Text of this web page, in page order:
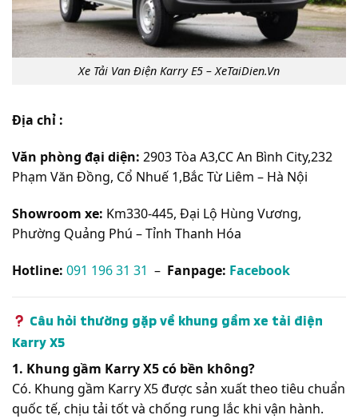
Xe Tải Van Điện Karry E5 – XeTaiDien.Vn
Địa chỉ :
Văn phòng đại diện: 2903 Tòa A3,CC An Bình City,232
Phạm Văn Đồng, Cổ Nhuế 1,Bắc Từ Liêm – Hà Nội
Showroom xe: Km330-445, Đại Lộ Hùng Vương,
Phường Quảng Phú – Tỉnh Thanh Hóa
Hotline: 091 196 31 31 – Fanpage: Facebook
Câu hỏi thường gặp về khung gầm xe tải điện
Karry X5
1. Khung gầm Karry X5 có bền không?
Có. Khung gầm Karry X5 được sản xuất theo tiêu chuẩn
quốc tế, chịu tải tốt và chống rung lắc khi vận hành.